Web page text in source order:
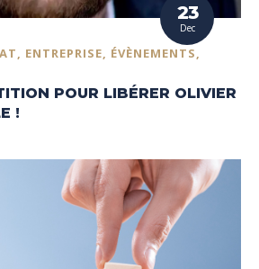
23
Dec
ENTREPRISE, ÉVÈNEMENTS,
POUR LIBÉRER OLIVIER
!